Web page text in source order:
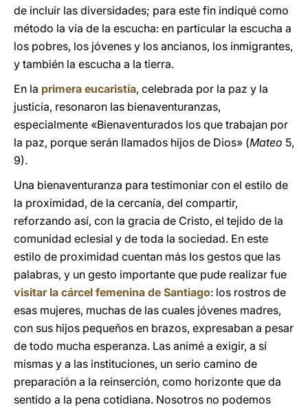
de incluir las diversidades; para este fin indiqué como
método la vía de la escucha: en particular la escucha a
los pobres, los jóvenes y los ancianos, los inmigrantes,
y también la escucha a la tierra.
En la primera eucaristía, celebrada por la paz y la
justicia, resonaron las bienaventuranzas,
especialmente «Bienaventurados los que trabajan por
la paz, porque serán llamados hijos de Dios» (Mateo 5,
9).
Una bienaventuranza para testimoniar con el estilo de
la proximidad, de la cercanía, del compartir,
reforzando así, con la gracia de Cristo, el tejido de la
comunidad eclesial y de toda la sociedad. En este
estilo de proximidad cuentan más los gestos que las
palabras, y un gesto importante que pude realizar fue
visitar la cárcel femenina de Santiago: los rostros de
esas mujeres, muchas de las cuales jóvenes madres,
con sus hijos pequeños en brazos, expresaban a pesar
de todo mucha esperanza. Las animé a exigir, a sí
mismas y a las instituciones, un serio camino de
preparación a la reinserción, como horizonte que da
sentido a la pena cotidiana. Nosotros no podemos